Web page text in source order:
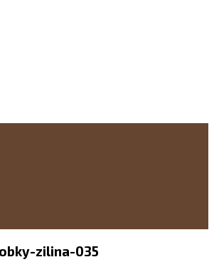
zilina-035